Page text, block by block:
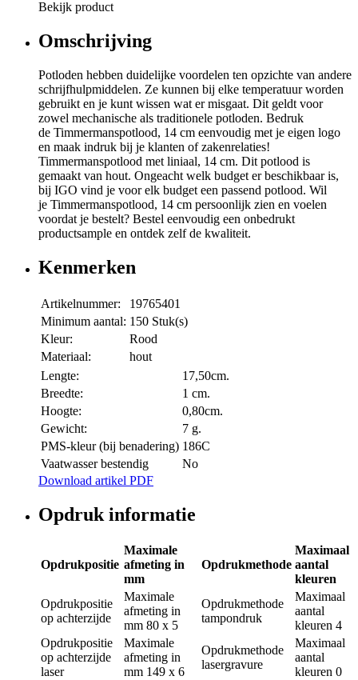
Bekijk product
Omschrijving
Potloden hebben duidelijke voordelen ten opzichte van andere
schrijfhulpmiddelen. Ze kunnen bij elke temperatuur worden
gebruikt en je kunt wissen wat er misgaat. Dit geldt voor
zowel mechanische als traditionele potloden. Bedruk
de Timmermanspotlood, 14 cm eenvoudig met je eigen logo
en maak indruk bij je klanten of zakenrelaties!
Timmermanspotlood met liniaal, 14 cm. Dit potlood is
gemaakt van hout. Ongeacht welk budget er beschikbaar is,
bij IGO vind je voor elk budget een passend potlood. Wil
je Timmermanspotlood, 14 cm persoonlijk zien en voelen
voordat je bestelt? Bestel eenvoudig een onbedrukt
productsample en ontdek zelf de kwaliteit.
Kenmerken
Artikelnummer:
19765401
Minimum aantal: 150 Stuk(s)
Kleur:
Rood
Materiaal:
hout
Lengte:
17,50cm.
Breedte:
1 cm.
Hoogte:
0,80cm.
Gewicht:
7 g.
PMS-kleur (bij benadering) 186C
Vaatwasser bestendig
No
Download artikel PDF
Opdruk informatie
Opdrukpositie
Maximale
afmeting in
mm
Opdrukmethode
Maximaal
aantal
kleuren
Opdrukpositie
op achterzijde
Maximale
afmeting in
mm 80 x 5
Opdrukmethode
tampondruk
Maximaal
aantal
kleuren 4
Opdrukpositie
op achterzijde
laser
Maximale
afmeting in
mm 149 x 6
Opdrukmethode
lasergravure
Maximaal
aantal
kleuren 0